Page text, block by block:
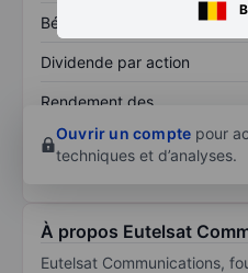
Bénéfice par action
Dividende par action
Rendement des
Ouvrir un compte pour
techniques et d’analyses.
À propos Eutelsat
Eutelsat Communications,